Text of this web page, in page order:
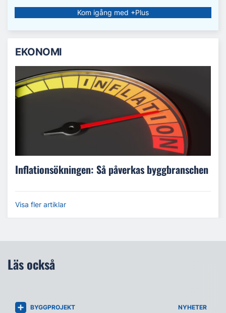
Kom igång med +Plus
EKONOMI
Inflationsökningen: Så påverkas byggbranschen
Visa fler artiklar
Läs också
BYGGPROJEKT NYHETER